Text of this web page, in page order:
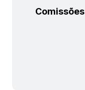
Comissões